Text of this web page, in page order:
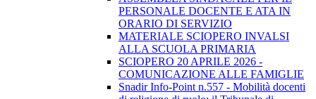
PERSONALE DOCENTE E ATA IN
ORARIO DI SERVIZIO
MATERIALE SCIOPERO INVALSI
ALLA SCUOLA PRIMARIA
SCIOPERO 20 APRILE 2026 -
COMUNICAZIONE ALLE FAMIGLIE
Snadir Info-Point n.557 - Mobilità docenti